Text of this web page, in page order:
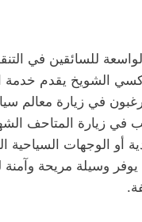
للسائقين في
الشويخ يقدم خدمة
في زيارة معالم
في زيارة المتاحف
أو الوجهات السياحية
وسيلة مريحة